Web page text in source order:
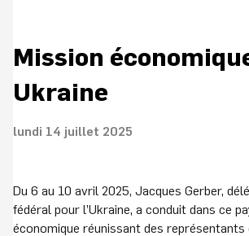
Mission
Ukraine
lundi 14 juillet 2025
Du 6 au 10 avril 2025, Jacques Gerber,
fédéral pour l’Ukraine, a conduit dans ce
économique réunissant des